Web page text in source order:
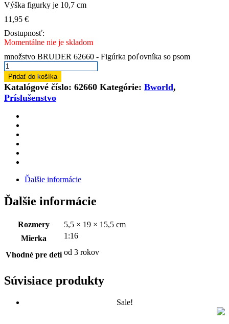
Výška figurky je 10,7 cm
11,95 €
Dostupnosť:
Momentálne nie je skladom
množstvo BRUDER 62660 - Figúrka poľovníka so psom
Pridať do košíka
Katalógové číslo: 62660 Kategórie: Bworld,
Príslušenstvo
Ďalšie informácie
Ďalšie informácie
Rozmery
5,5 × 19 × 15,5 cm
Mierka
1:16
Vhodné pre deti od 3 rokov
Súvisiace produkty
Sale!